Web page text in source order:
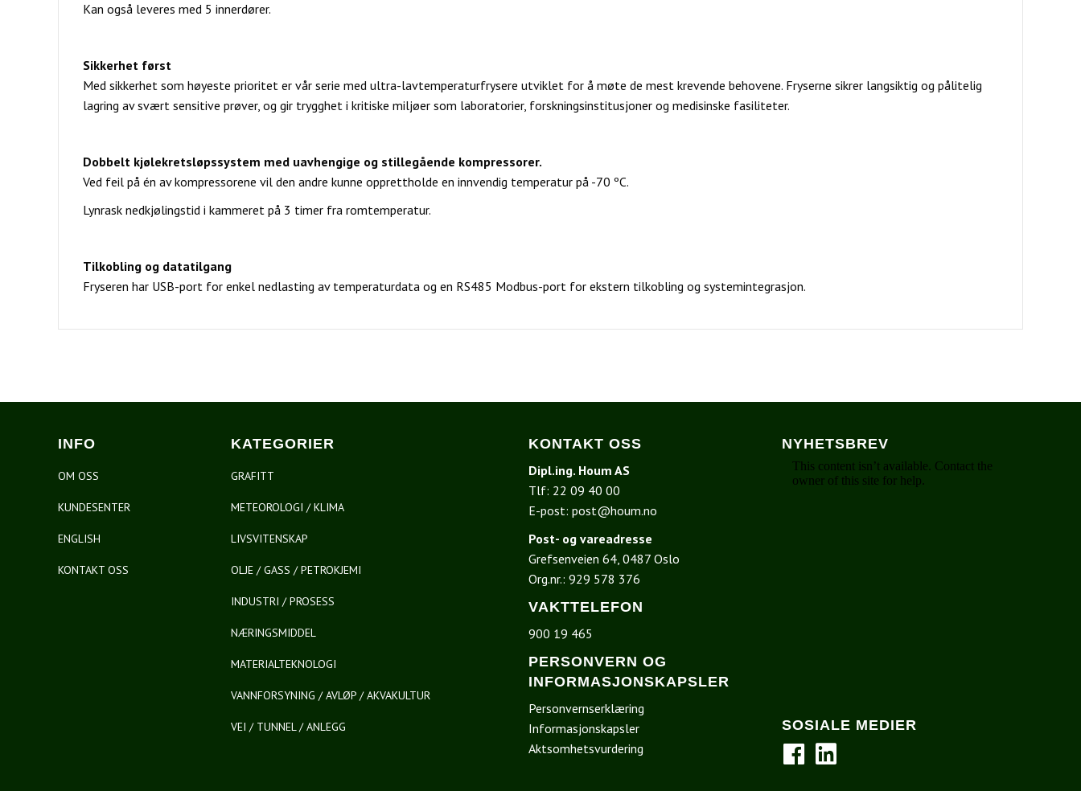
Kan også leveres med 5 innerdører.
Sikkerhet først
Med sikkerhet som høyeste prioritet er vår serie med ultra-lavtemperaturfrysere utviklet for å møte de mest krevende behovene. Fryserne sikrer langsiktig og pålitelig
lagring av svært sensitive prøver, og gir trygghet i kritiske miljøer som laboratorier, forskningsinstitusjoner og medisinske fasiliteter.
Dobbelt kjølekretsløpssystem med uavhengige og stillegående kompressorer.
Ved feil på én av kompressorene vil den andre kunne opprettholde en innvendig temperatur på -70 ºC.
Lynrask nedkjølingstid i kammeret på 3 timer fra romtemperatur.
Tilkobling og datatilgang
Fryseren har USB-port for enkel nedlasting av temperaturdata og en RS485 Modbus-port for ekstern tilkobling og systemintegrasjon.
INFO
OM OSS
KUNDESENTER
ENGLISH
KONTAKT OSS
KATEGORIER
GRAFITT
METEOROLOGI / KLIMA
LIVSVITENSKAP
OLJE / GASS / PETROKJEMI
INDUSTRI / PROSESS
NÆRINGSMIDDEL
MATERIALTEKNOLOGI
VANNFORSYNING / AVLØP / AKVAKULTUR
VEI / TUNNEL / ANLEGG
KONTAKT OSS
Dipl.ing. Houm AS
Tlf: 22 09 40 00
E-post: post@houm.no
Post- og vareadresse
Grefsenveien 64, 0487 Oslo
Org.nr.: 929 578 376
VAKTTELEFON
900 19 465
PERSONVERN OG
INFORMASJONSKAPSLER
Personvernserklæring
Informasjonskapsler
Aktsomhetsvurdering
NYHETSBREV
SOSIALE MEDIER